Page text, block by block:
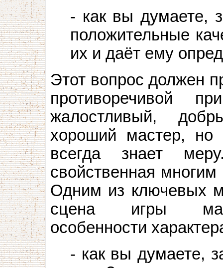
- как вы думаете,
положительные
их и даёт ему
Этот вопрос должен
противоречивой
жалостливый,
хороший мастер,
всегда знает
свойственная многим
Одним из ключевых
сцена игры
особенности
- как вы думаете,